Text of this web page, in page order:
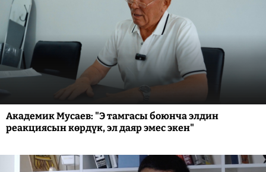
Академик Мусаев: "Э тамгасы боюнча элдин
реакциясын көрдүк, эл даяр эмес экен"